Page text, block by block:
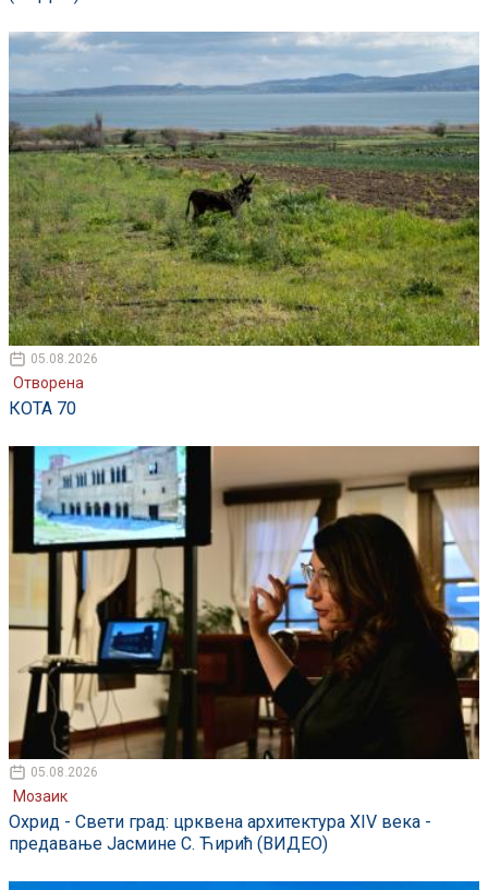
05.08.2026
Отворена
КОТА 70
05.08.2026
Мозаик
Охрид - Свети град: црквена архитектура XIV века -
предавање Јасмине С. Ћирић (ВИДЕО)